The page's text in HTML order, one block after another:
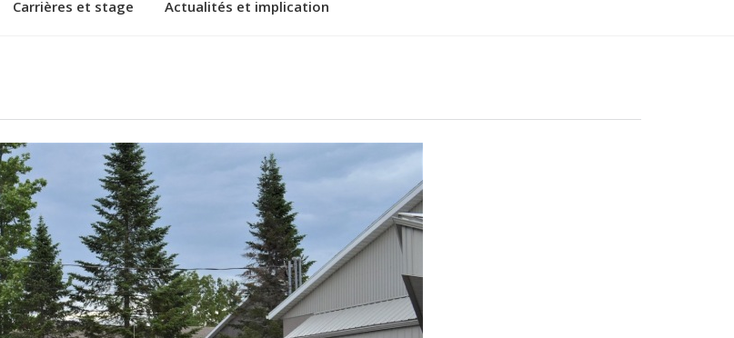
Carrières et stage Actualités et implication